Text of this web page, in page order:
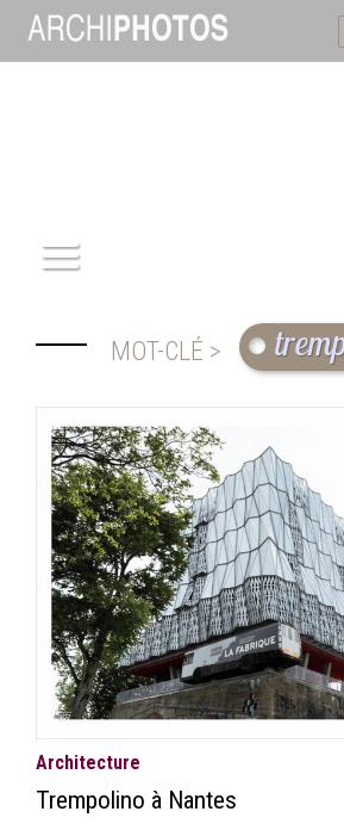
PATRIMOINE
REPORTAGE
INFOS
PORTFOLIO
CONTACT
MOT-CLÉ >
Architecture
Trempolino à Nantes